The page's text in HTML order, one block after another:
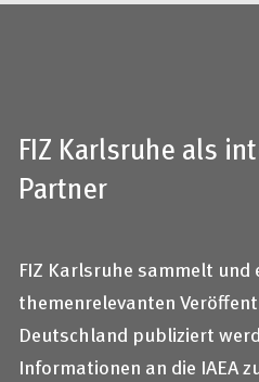
FIZ Karlsruhe als
Partner
FIZ Karlsruhe sammelt
themenrelevanten
Deutschland publiziert
Informationen an die IAEA